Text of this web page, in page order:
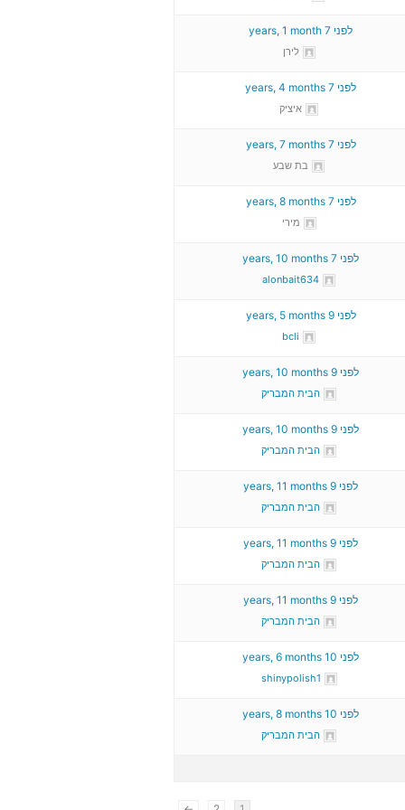
לפני 7 years, 1 month
לירן
לפני 7 years, 4 months
איציק
לפני 7 years, 7 months
בת שבע
לפני 7 years, 8 months
מירי
לפני 7 years, 10 months
alonbait634
לפני 9 years, 5 months
bcli
לפני 9 years, 10 months
הבית המבריק
לפני 9 years, 10 months
הבית המבריק
לפני 9 years, 11 months
הבית המבריק
לפני 9 years, 11 months
הבית המבריק
לפני 9 years, 11 months
הבית המבריק
לפני 10 years, 6 months
shinypolish1
לפני 10 years, 8 months
הבית המבריק